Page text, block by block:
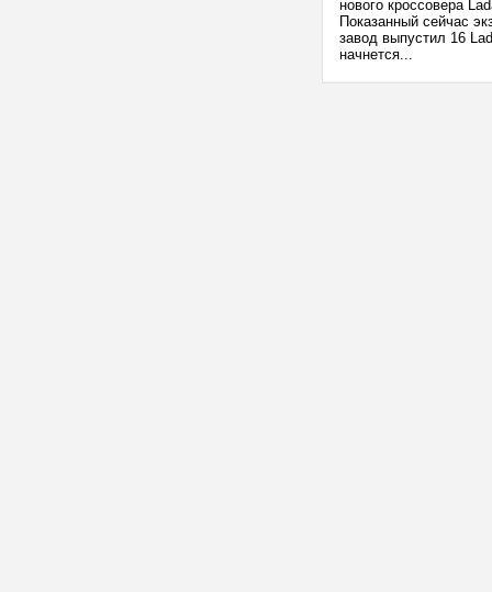
нового кроссовера
Показанный сейчас
завод выпустил 16
начнется...